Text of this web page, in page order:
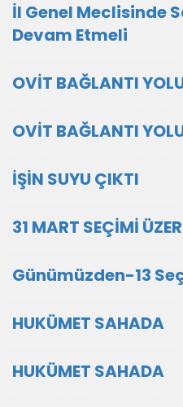
İl Genel Meclisinde
Devam Etmeli
OVİT BAĞLANTI
OVİT BAĞLANTI
İŞİN SUYU ÇIKTI
31 MART SEÇİMİ
Günümüzden-13
HUKÜMET SAHADA
HUKÜMET SAHADA